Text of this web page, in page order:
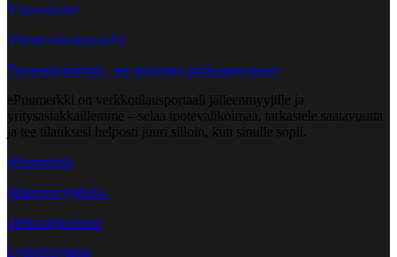
Yhteystiedot
Yleiset toimitusehdot
Tavarantoimittaja - tee kuorman purkuajanvaraus
ePuumerkki on verkkotilausportaali jälleenmyyjille ja
yritysasiakkaillemme – selaa tuotevalikoimaa, tarkastele saatavuutta
ja tee tilauksesi helposti juuri silloin, kun sinulle sopii.
ePuumerkki
Jälleenmyyjähaku
Tietosuojaseloste
Evästekäytäntö